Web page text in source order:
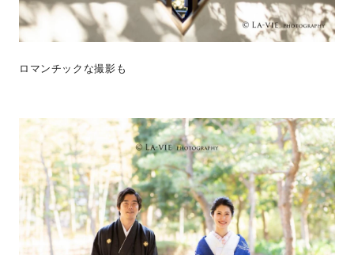
ロマンチックな撮影も